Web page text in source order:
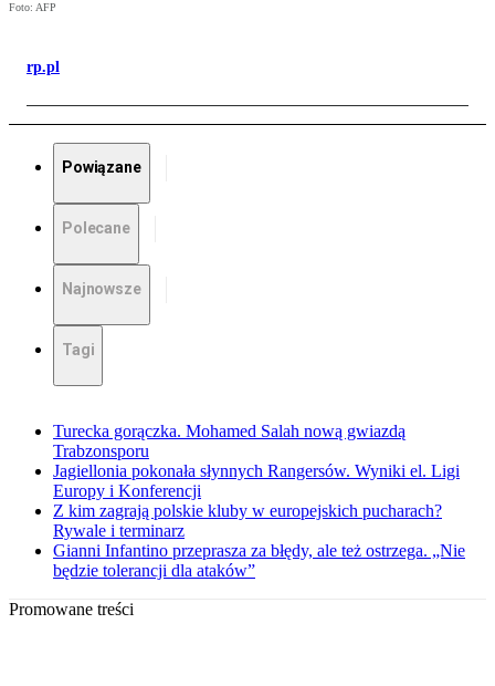
Foto: AFP
rp.pl
Powiązane
Polecane
Najnowsze
Tagi
Turecka gorączka. Mohamed Salah nową gwiazdą
Trabzonsporu
Jagiellonia pokonała słynnych Rangersów. Wyniki el. Ligi
Europy i Konferencji
Z kim zagrają polskie kluby w europejskich pucharach?
Rywale i terminarz
Gianni Infantino przeprasza za błędy, ale też ostrzega. „Nie
będzie tolerancji dla ataków”
Promowane treści